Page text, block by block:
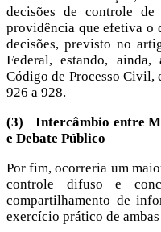
decisões de controle de
providência que efetiva o
decisões, previsto no
Federal, estando,
Código de Processo Civil,
926 a 928.
(3) Intercâmbio entre
e Debate Público
Por fim, ocorreria um
controle difuso e
compartilhamento de
exercício prático de